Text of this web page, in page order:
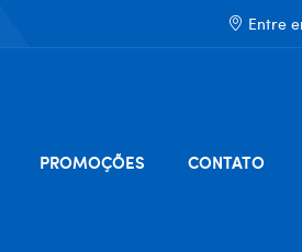
Entre
PROMOÇÕES CONTATO